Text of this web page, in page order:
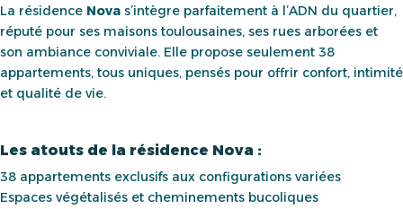
La résidence Nova s’intègre parfaitement à l’ADN du quartier,
réputé pour ses maisons toulousaines, ses rues arborées et
son ambiance conviviale. Elle propose seulement 38
appartements, tous uniques, pensés pour offrir confort, intimité
et qualité de vie.
Les atouts de la résidence Nova :
38 appartements exclusifs aux configurations variées
Espaces végétalisés et cheminements bucoliques